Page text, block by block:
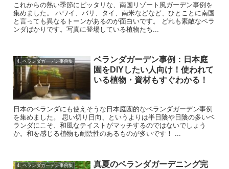
これからの熱い季節にピッタリな、南国リゾート風ガーデン事例を
集めました。 ハワイ、バリ、タイ、南米などなど、ひとことに南国
と言っても異なるトーンがあるのが面白いです。 どれも素敵なベラ
ンダばかりです。写真に登場している植物たち...
4. ベランダガーデン事例集
ベランダガーデン事例：日本庭
園をDIYしたい人向け！使われて
いる植物・資材もすぐわかる！
日本のベランダにも使えそうな日本庭園的なベランダガーデン事例
を集めました。 思い切り日向、というよりは半日陰や日陰の多いベ
ランダにこそ、和風なテイストがマッチするのではないでしょう
か。和を感じる植物も耐陰性のあるものが多いです！ ...
4. ベランダガーデン事例集
真夏のベランダガーデニング完